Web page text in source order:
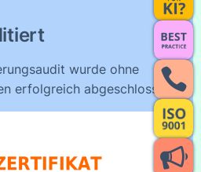
wurde ohne
erfolgreich abgeschlossen.